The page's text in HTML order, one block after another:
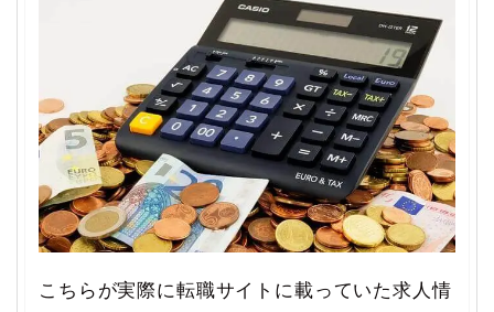
こちらが実際に転職サイトに載っていた求人情